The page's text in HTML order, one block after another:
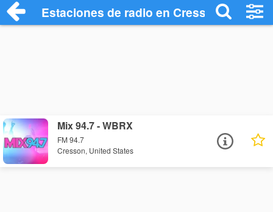
Estaciones de radio en Cresson -
Mix 94.7 - WBRX
FM 94.7
Cresson, United States